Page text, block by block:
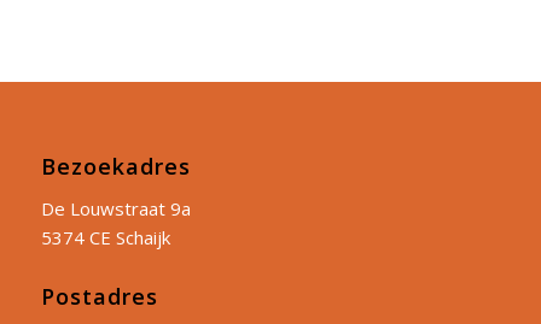
Bezoekadres
De Louwstraat 9a
5374 CE Schaijk
Postadres